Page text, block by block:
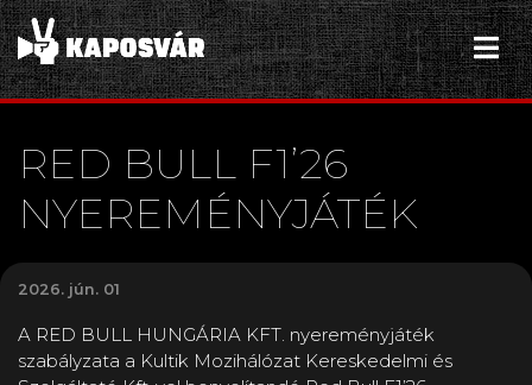
RED BULL F1’26
NYEREMÉNYJÁTÉK
2026. jún. 01
A RED BULL HUNGÁRIA KFT. nyereményjáték
szabályzata a Kultik Mozihálózat Kereskedelmi és